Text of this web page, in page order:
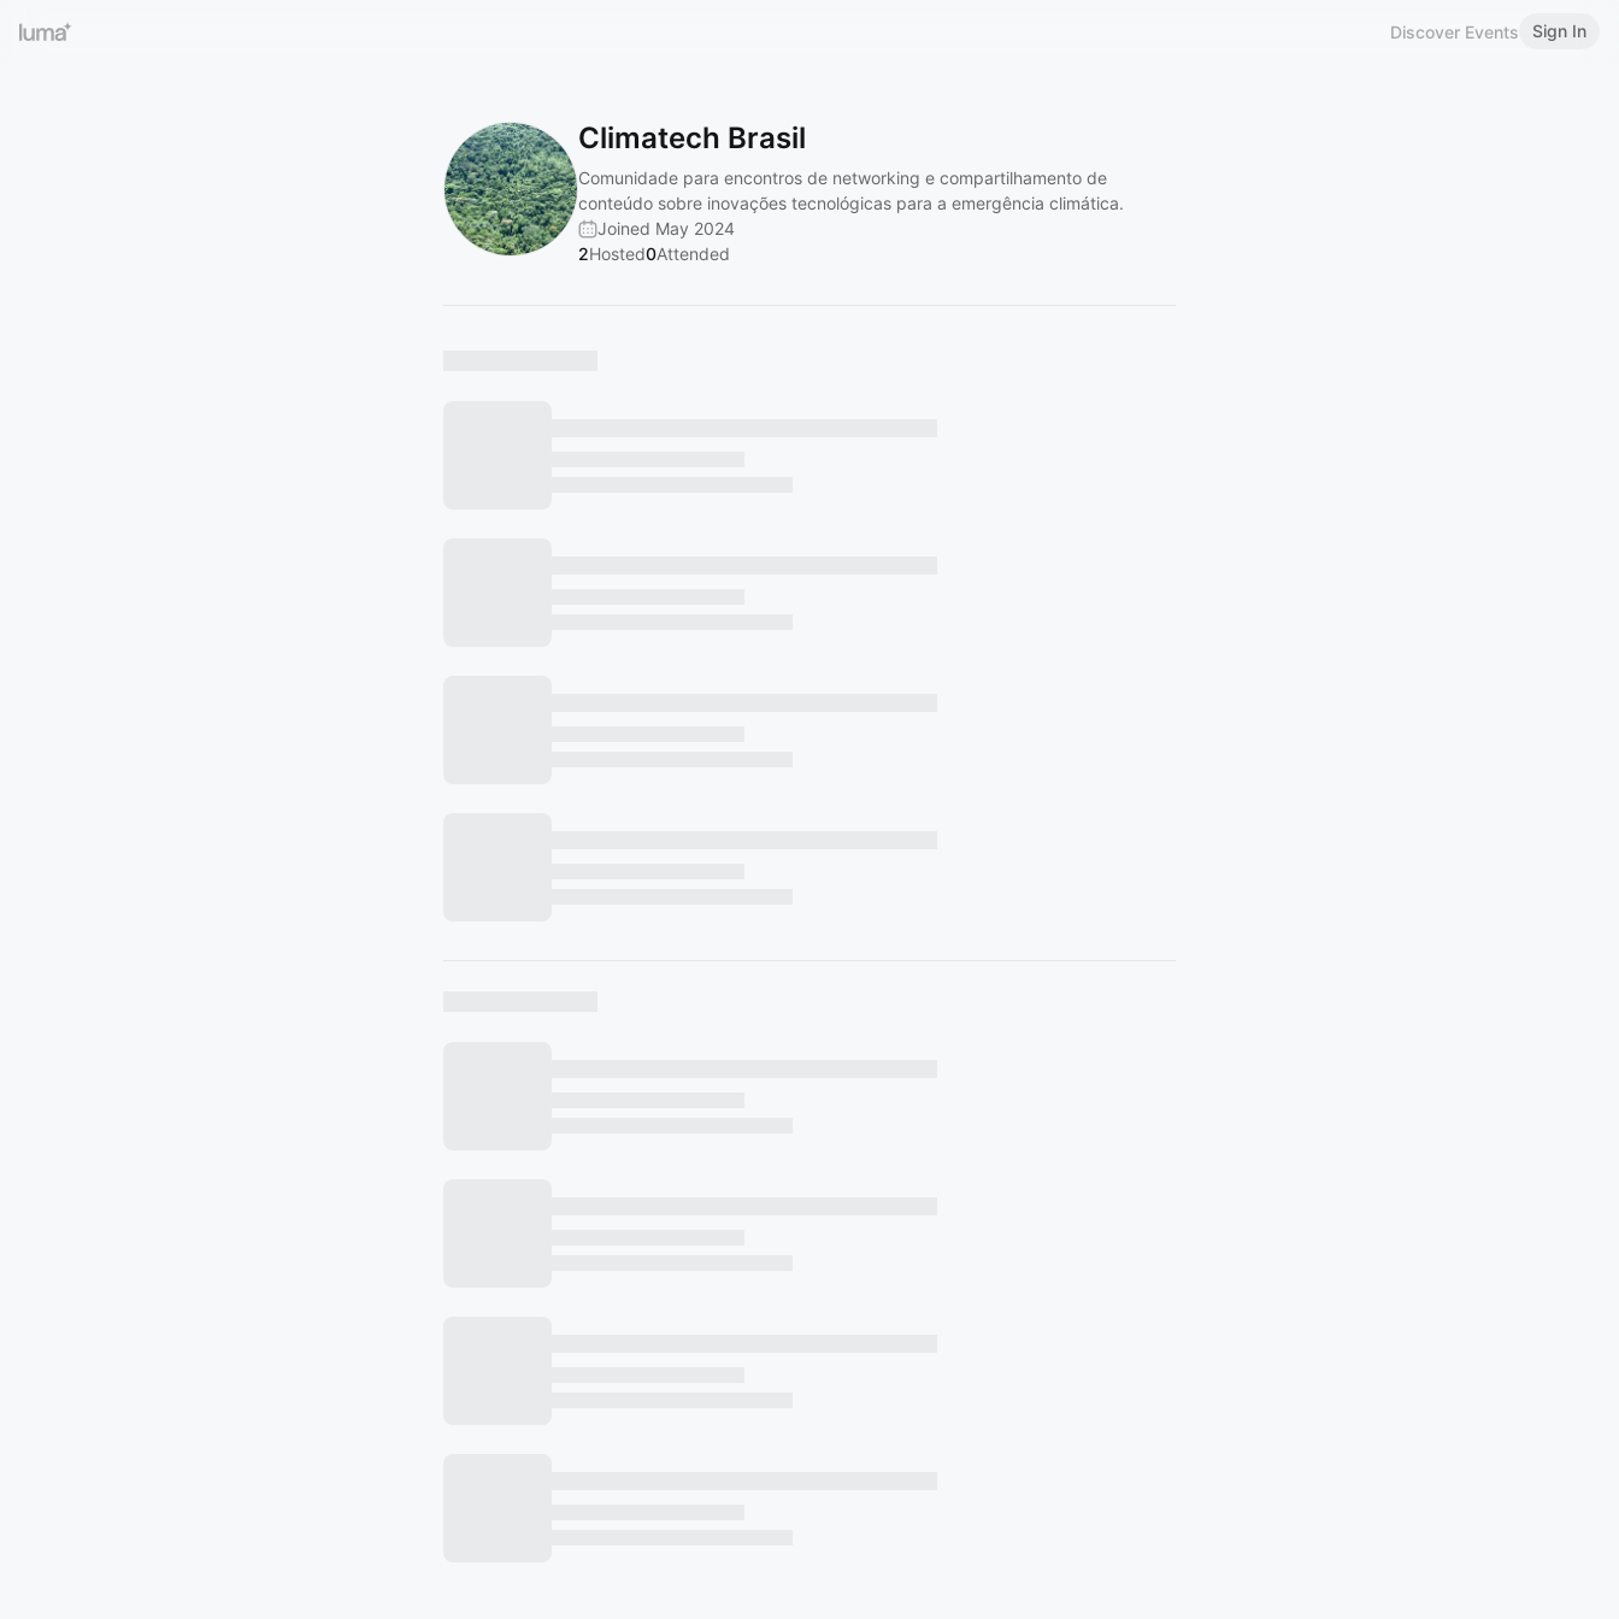
Discover Events Sign In
Climatech Brasil
‎Comunidade para encontros de networking e compartilhamento de
conteúdo sobre inovações tecnológicas para a emergência climática.
Joined May 2024
2Hosted0Attended